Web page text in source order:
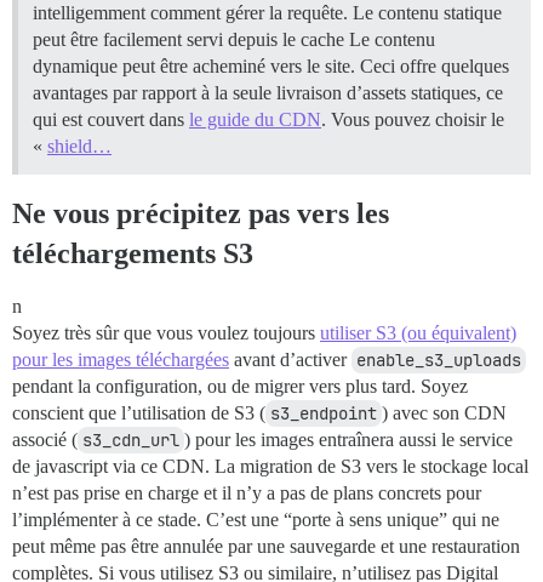
intelligemment comment gérer la requête. Le contenu statique
peut être facilement servi depuis le cache Le contenu
dynamique peut être acheminé vers le site. Ceci offre quelques
avantages par rapport à la seule livraison d’assets statiques, ce
qui est couvert dans le guide du CDN. Vous pouvez choisir le
« shield…
Ne vous précipitez pas vers les
téléchargements S3
n
Soyez très sûr que vous voulez toujours utiliser S3 (ou équivalent)
pour les images téléchargées avant d’activer enable_s3_uploads
pendant la configuration, ou de migrer vers plus tard. Soyez
conscient que l’utilisation de S3 ( s3_endpoint ) avec son CDN
associé ( s3_cdn_url ) pour les images entraînera aussi le service
de javascript via ce CDN. La migration de S3 vers le stockage local
n’est pas prise en charge et il n’y a pas de plans concrets pour
l’implémenter à ce stade. C’est une “porte à sens unique” qui ne
peut même pas être annulée par une sauvegarde et une restauration
complètes. Si vous utilisez S3 ou similaire, n’utilisez pas Digital